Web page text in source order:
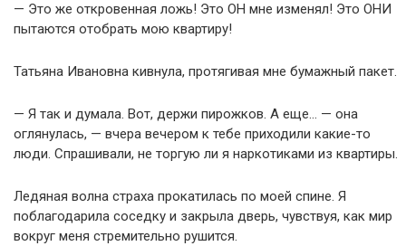
— Это же откровенная ложь! Это ОН мне изменял! Это ОНИ
пытаются отобрать мою квартиру!
Татьяна Ивановна кивнула, протягивая мне бумажный пакет.
— Я так и думала. Вот, держи пирожков. А еще… — она
оглянулась, — вчера вечером к тебе приходили какие-то
люди. Спрашивали, не торгую ли я наркотиками из квартиры.
Ледяная волна страха прокатилась по моей спине. Я
поблагодарила соседку и закрыла дверь, чувствуя, как мир
вокруг меня стремительно рушится.